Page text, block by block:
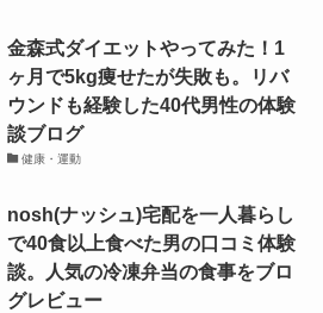
金森式ダイエットやってみた！1
ヶ月で5kg痩せたが失敗も。リバ
ウンドも経験した40代男性の体験
談ブログ
健康・運動
nosh(ナッシュ)宅配を一人暮らし
で40食以上食べた男の口コミ体験
談。人気の冷凍弁当の食事をブロ
グレビュー